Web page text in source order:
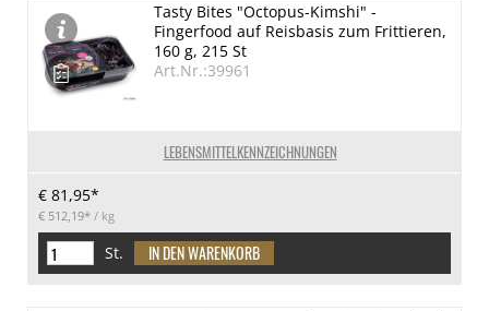
LEBENSMITTELKENNZEICHNUNGEN
Tasty Bites "Octopus-Kimshi" -
Fingerfood auf Reisbasis zum Frittieren,
160 g, 215 St
Art.Nr.:39961
€ 81,95*
€ 512,19* / kg
St.